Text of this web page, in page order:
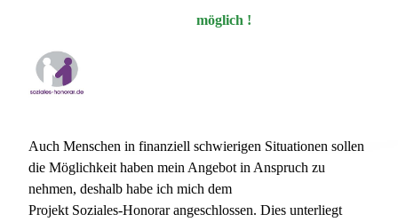
möglich !
Auch Menschen in finanziell schwierigen Situationen sollen
die Möglichkeit haben mein Angebot in Anspruch zu
nehmen, deshalb habe ich mich dem
Projekt Soziales-Honorar angeschlossen. Diesunterliegt